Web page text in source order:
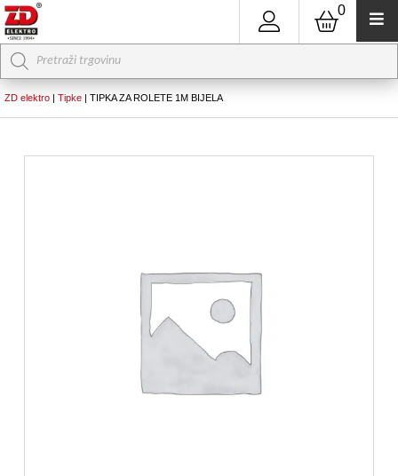
0
Products
search
ZD elektro | Tipke | TIPKA ZA ROLETE 1M BIJELA